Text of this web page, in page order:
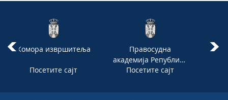
Комора извршитеља
Посетите сајт
Правосудна
академија Републике
Србије
Посетите сајт